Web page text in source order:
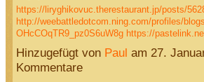
https://liryghikovuc.therestaurant.jp/posts/
http://weebattledotcom.ning.com/profiles/
OHcCOqTR9_pz0S6uW8g https://
Hinzugefügt von Paul am 27.
Kommentare